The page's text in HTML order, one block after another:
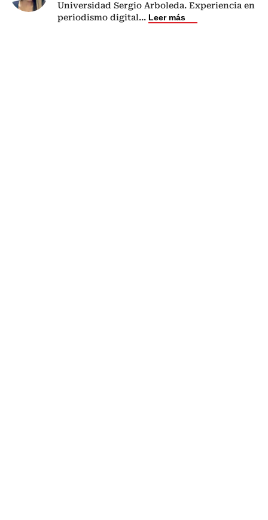
Universidad Sergio Arboleda. Experiencia en
periodismo digital... Leer más